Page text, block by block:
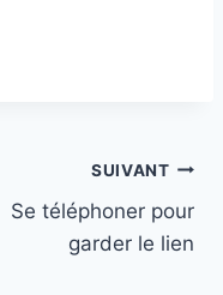
SUIVANT
Se téléphoner pour
garder le lien